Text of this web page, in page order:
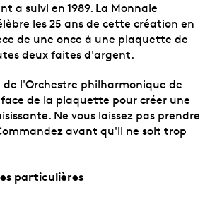
a suivi en 1989. La Monnaie
les 25 ans de cette création en
de une once à une plaquette de
deux faites d'argent.
de l'Orchestre philharmonique de
de la plaquette pour créer une
Ne vous laissez pas prendre
avant qu'il ne soit trop
particulières